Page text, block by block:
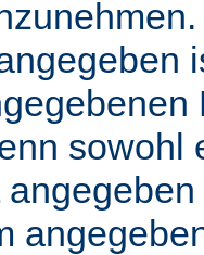
sowohl